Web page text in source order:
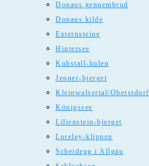
Donaus gennembrud
Donaus kilde
Externsteine
Hintersee
Kuhstall-hulen
Jenner-bjerget
Kleinwalsertal/Oberstdorf
Königssee
Lilienstein-bjerget
Loreley-klippen
Scheidegg i Allgäu